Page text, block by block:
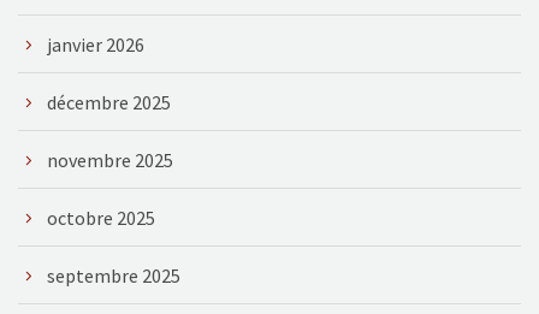
janvier 2026
décembre 2025
novembre 2025
octobre 2025
septembre 2025